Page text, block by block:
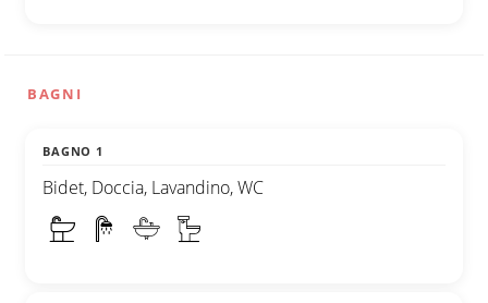
BAGNI
BAGNO 1
Bidet, Doccia, Lavandino, WC